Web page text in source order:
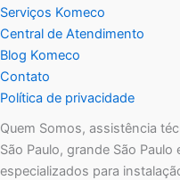
Serviços Komeco
Central de Atendimento
Blog Komeco
Contato
Política de privacidade
Quem Somos, assistência
São Paulo, grande São
especializados para